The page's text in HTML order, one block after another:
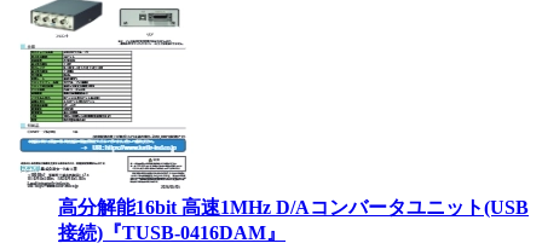
高分解能16bit 高速1MHz D/Aコンバータユニット(USB
接続)『TUSB-0416DAM』